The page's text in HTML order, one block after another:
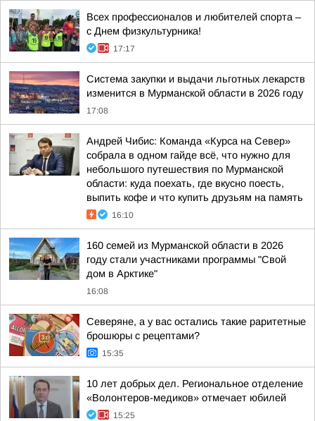
Всех профессионалов и любителей спорта –
с Днем физкультурника!
17:17
Система закупки и выдачи льготных лекарств
изменится в Мурманской области в 2026 году
17:08
Андрей Чибис: Команда «Курса на Север»
собрала в одном гайде всё, что нужно для
небольшого путешествия по Мурманской
области: куда поехать, где вкусно поесть,
выпить кофе и что купить друзьям на память
16:10
160 семей из Мурманской области в 2026
году стали участниками программы "Свой
дом в Арктике"
16:08
Северяне, а у вас остались такие раритетные
брошюры с рецептами?
15:35
10 лет добрых дел. Региональное отделение
«Волонтеров-медиков» отмечает юбилей
15:25